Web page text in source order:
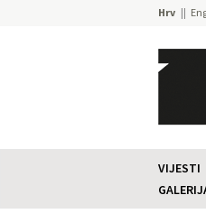
Hrv
VIJESTI